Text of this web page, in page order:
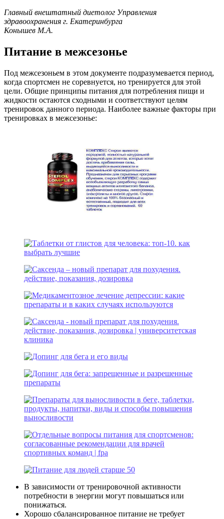
Главный внештатный диетолог Управления
здравоохранения г. Екатеринбурга
Конышев М.А.
Питание в межсезонье
Под межсезоньем в этом документе подразумевается период,
когда спортсмен не соревнуется, но тренируется для этой
цели. Общие принципы питания для потребления пищи и
жидкости остаются сходными и соответствуют целям
тренировок данного периода. Наиболее важные факторы при
тренировках в межсезонье:
В зависимости от тренировочной активности
потребности в энергии могут повышаться или
понижаться.
Хорошо сбалансированное питание не требует